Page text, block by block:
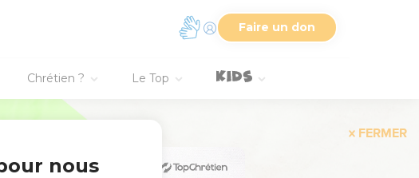
Faire un don
Chrétien ? Le Top
FERMER
nous